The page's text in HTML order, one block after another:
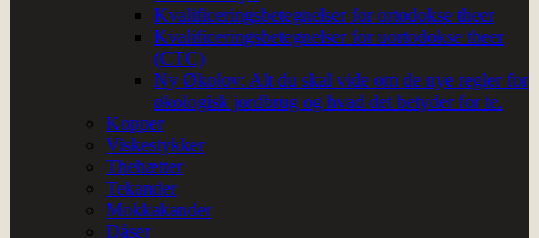
Kvalificeringsbetegnelser for ortodokse theer
Kvalificeringsbetegnelser for uortodokse theer
(CTC)
Ny Økolov: Alt du skal vide om de nye regler for
økologisk jordbrug og hvad det betyder for te.
Kopper
Viskestykker
Thehætter
Tekander
Mokkakander
Dåser